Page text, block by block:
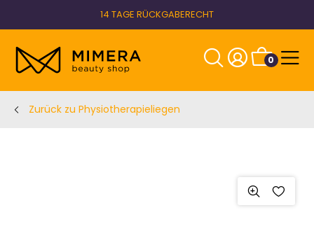
14 TAGE RÜCKGABERECHT
0
Zurück zu Physiotherapieliegen